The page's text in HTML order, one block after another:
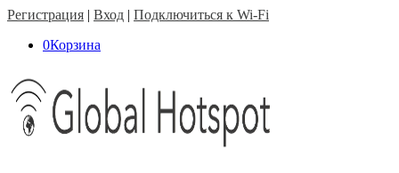
Регистрация | Вход | Подключиться к Wi-Fi
0Корзина